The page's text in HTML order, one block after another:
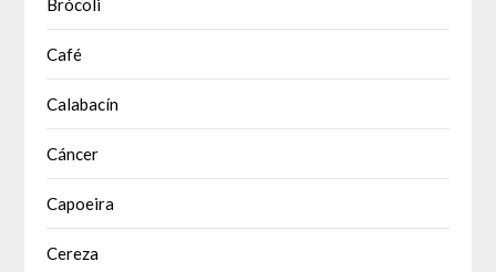
Brócoli
Café
Calabacín
Cáncer
Capoeira
Cereza